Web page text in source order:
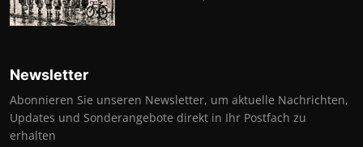
Newsletter
Abonnieren Sie unseren Newsletter, um aktuelle Nachrichten,
Updates und Sonderangebote direkt in Ihr Postfach zu
erhalten